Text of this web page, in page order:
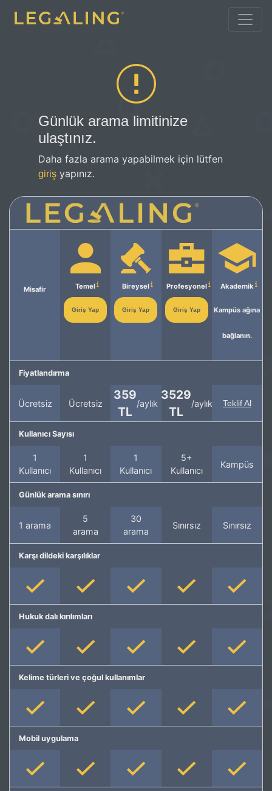
Günlük arama limitinize
ulaştınız.
Daha fazla arama yapabilmek için lütfen
giriş yapınız.
Misafir Temel
Giriş Yap
Bireysel
Giriş Yap
Profesyonel
Giriş Yap
Akademik
Kampüs ağına
bağlanın.
Fiyatlandırma
Ücretsiz Ücretsiz
359
TL
/aylık
3529
TL
/aylık Teklif Al
Kullanıcı Sayısı
1
Kullanıcı
1
Kullanıcı
1
Kullanıcı
5+
Kullanıcı
Kampüs
Günlük arama sınırı
1 arama
5
arama
30
arama
Sınırsız Sınırsız
Karşı dildeki karşılıklar
Hukuk dalı kırılımları
Kelime türleri ve çoğul kullanımlar
Mobil uygulama